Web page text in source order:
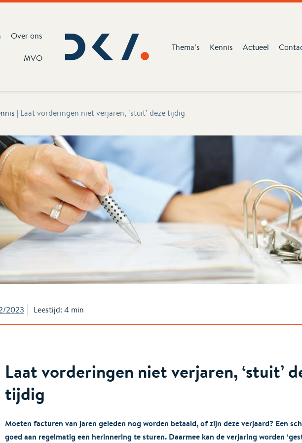
Over ons
MVO
Thema’s Kennis Actueel
| Laat vorderingen niet verjaren, ‘stuit’ deze tijdig
2023 Leestijd: 4 min
Laat vorderingen niet verjaren, ‘stuit’
tijdig
Moeten facturen van jaren geleden nog worden betaald, of zijn deze verjaard? Een
goed aan regelmatig een herinnering te sturen. Daarmee kan de verjaring worden